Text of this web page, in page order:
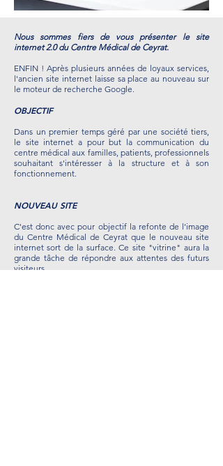
Nous sommes fiers de vous présenter le site
internet 2.0 du Centre Médical de Ceyrat.
ENFIN ! Après plusieurs années de loyaux services,
l'ancien site internet laisse sa place au nouveau sur
le moteur de recherche Google.
OBJECTIF
Dans un premier temps géré par une société tiers,
le site internet a pour but la communication du
centre médical aux familles, patients, professionnels
souhaitant s'intéresser à la structure et à son
fonctionnement.
NOUVEAU SITE
C'est donc avec pour objectif la refonte de l'image
du Centre Médical de Ceyrat que le nouveau site
internet sort de la surface. Ce site "vitrine" aura la
grande tâche de répondre aux attentes des futurs
visiteurs.